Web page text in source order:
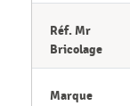
Réf. Mr
Bricolage
Marque